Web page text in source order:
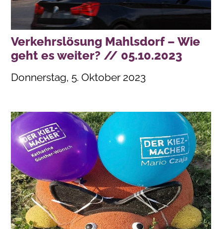
Verkehrslösung Mahlsdorf – Wie
geht es weiter? // 05.10.2023
Donnerstag, 5. Oktober 2023